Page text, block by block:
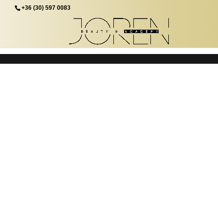
+36 (30) 597 0083